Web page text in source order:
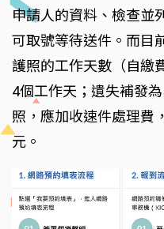
申請人的資料、檢查並
可取號等待送件。而目
護照的工作天數（自繳
4個工作天；遺失補發
照，應加收速件處理費
元。